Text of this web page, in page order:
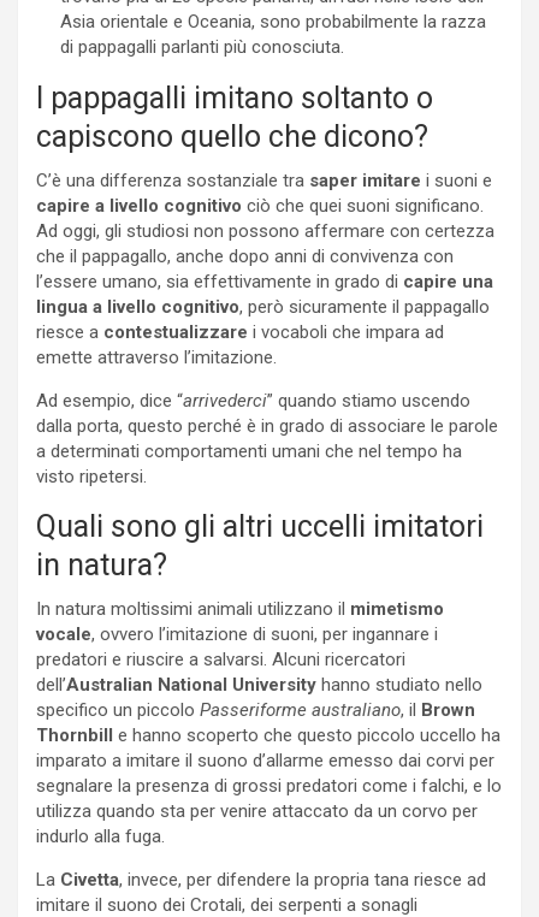
Asia orientale e Oceania, sono probabilmente la razza
di pappagalli parlanti più conosciuta.
I pappagalli imitano soltanto o
capiscono quello che dicono?
C’è una differenza sostanziale tra saper imitare i suoni e
capire a livello cognitivo ciò che quei suoni significano.
Ad oggi, gli studiosi non possono affermare con certezza
che il pappagallo, anche dopo anni di convivenza con
l’essere umano, sia effettivamente in grado di capire una
lingua a livello cognitivo, però sicuramente il pappagallo
riesce a contestualizzare i vocaboli che impara ad
emette attraverso l’imitazione.
Ad esempio, dice “arrivederci” quando stiamo uscendo
dalla porta, questo perché è in grado di associare le parole
a determinati comportamenti umani che nel tempo ha
visto ripetersi.
Quali sono gli altri uccelli imitatori
in natura?
In natura moltissimi animali utilizzano il mimetismo
vocale, ovvero l’imitazione di suoni, per ingannare i
predatori e riuscire a salvarsi. Alcuni ricercatori
dell’Australian National University hanno studiato nello
specifico un piccolo Passeriforme australiano, il Brown
Thornbill e hanno scoperto che questo piccolo uccello ha
imparato a imitare il suono d’allarme emesso dai corvi per
segnalare la presenza di grossi predatori come i falchi, e lo
utilizza quando sta per venire attaccato da un corvo per
indurlo alla fuga.
La Civetta, invece, per difendere la propria tana riesce ad
imitare il suono dei Crotali, dei serpenti a sonagli